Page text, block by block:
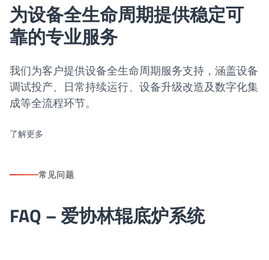
为设备全生命周期提供稳定可
靠的专业服务
我们为客户提供设备全生命周期服务支持，涵盖设备
调试投产、日常持续运行、设备升级改造及数字化集
成等全流程环节。
了解更多
常见问题
FAQ – 爱协林辊底炉系统